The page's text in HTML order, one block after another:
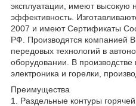
эксплуатации, имеют высокую
эффективность.
2007 и имеют Сертификаты
РФ. Производятся компанией
передовых технологий в
оборудовании. В производстве
электроника и горелки,
Преимущества
1. Раздельные контуры